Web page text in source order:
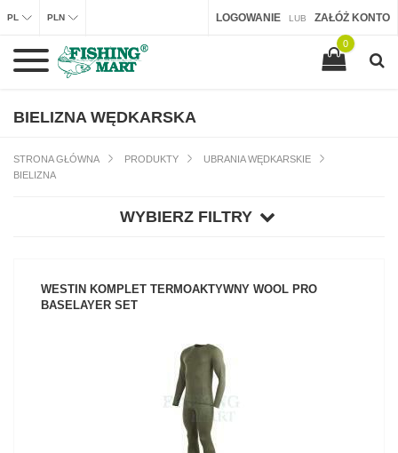
LOGOWANIE LUB ZAŁÓŻ KONTO
PL PLN
0
BIELIZNA WĘDKARSKA
STRONA GŁÓWNA PRODUKTY
UBRANIA WĘDKARSKIE
BIELIZNA
WYBIERZ FILTRY
WESTIN KOMPLET TERMOAKTYWNY WOOL PRO
BASELAYER SET
ZOBACZ PRODUKT